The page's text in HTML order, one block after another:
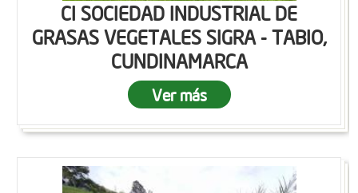
CI SOCIEDAD INDUSTRIAL DE
GRASAS VEGETALES SIGRA - TABIO,
CUNDINAMARCA
Ver más